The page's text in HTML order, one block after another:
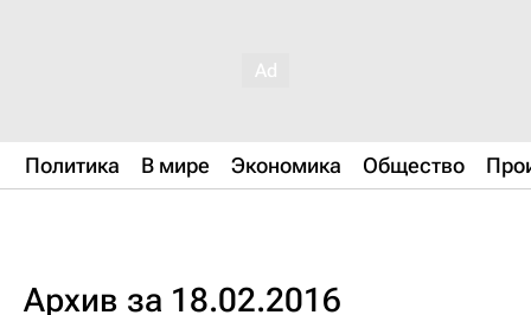
Политика В мире Экономика Общество
Архив за 18.02.2016